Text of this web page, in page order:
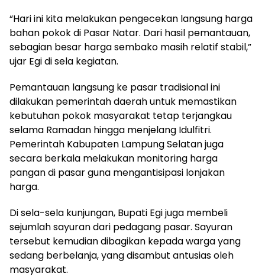
“Hari ini kita melakukan pengecekan langsung harga
bahan pokok di Pasar Natar. Dari hasil pemantauan,
sebagian besar harga sembako masih relatif stabil,”
ujar Egi di sela kegiatan.
Pemantauan langsung ke pasar tradisional ini
dilakukan pemerintah daerah untuk memastikan
kebutuhan pokok masyarakat tetap terjangkau
selama Ramadan hingga menjelang Idulfitri.
Pemerintah Kabupaten Lampung Selatan juga
secara berkala melakukan monitoring harga
pangan di pasar guna mengantisipasi lonjakan
harga.
Di sela-sela kunjungan, Bupati Egi juga membeli
sejumlah sayuran dari pedagang pasar. Sayuran
tersebut kemudian dibagikan kepada warga yang
sedang berbelanja, yang disambut antusias oleh
masyarakat.